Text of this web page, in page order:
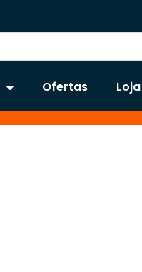
Ofertas